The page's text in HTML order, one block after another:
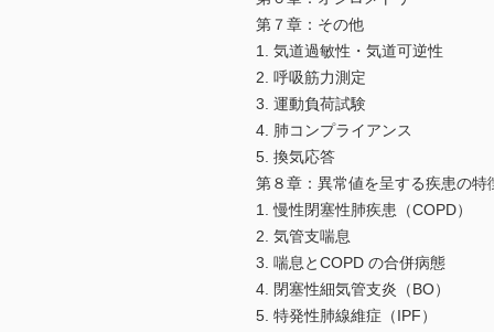
第７章：その他
1. 気道過敏性・気道可逆性
2. 呼吸筋力測定
3. 運動負荷試験
4. 肺コンプライアンス
5. 換気応答
第８章：異常値を呈する疾患の特
1. 慢性閉塞性肺疾患（COPD）
2. 気管支喘息
3. 喘息とCOPD の合併病態
4. 閉塞性細気管支炎（BO）
5. 特発性肺線維症（IPF）